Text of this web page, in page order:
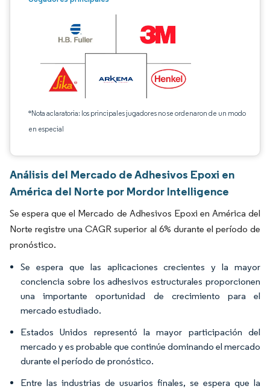
*Nota aclaratoria: los principales jugadores no se ordenaron de un modo
en especial
Análisis del Mercado de Adhesivos Epoxi en
América del Norte por Mordor Intelligence
Se espera que el Mercado de Adhesivos Epoxi en América del
Norte registre una CAGR superior al 6% durante el período de
pronóstico.
Se espera que las aplicaciones crecientes y la mayor
conciencia sobre los adhesivos estructurales proporcionen
una importante oportunidad de crecimiento para el
mercado estudiado.
Estados Unidos representó la mayor participación del
mercado y es probable que continúe dominando el mercado
durante el período de pronóstico.
Entre las industrias de usuarios finales, se espera que la